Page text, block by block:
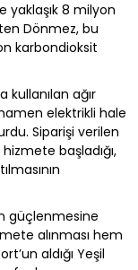
yaklaşık 8 milyon
Dönmez, bu
karbondioksit
ağır
elektrikli hale
Siparişi verilen
başladığı,
güçlenmesine
alınması hem
aldığı Yeşil